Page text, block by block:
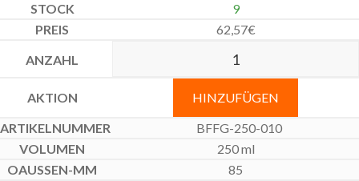
9
62,57€
HINZUFÜGEN
BFFG-250-010
250 ml
85